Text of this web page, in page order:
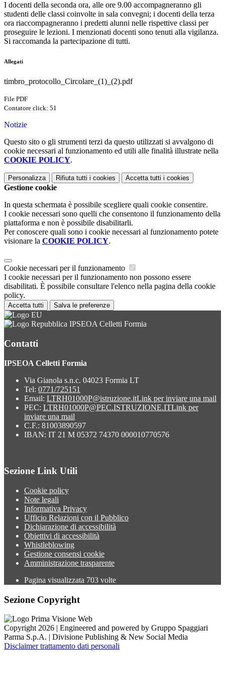
I docenti della seconda ora, alle ore 9.00 accompagneranno gli
studenti delle classi coinvolte in sala convegni; i docenti della terza
ora riaccompagneranno i predetti alunni nelle rispettive classi per
proseguire le lezioni. I menzionati docenti sono tenuti alla vigilanza.
Si raccomanda la partecipazione di tutti.
Allegati
timbro_protocollo_Circolare_(1)_(2).pdf
File PDF
Contatore click: 51
Notizie
Questo sito o gli strumenti terzi da questo utilizzati si avvalgono di
cookie necessari al funzionamento ed utili alle finalità illustrate nella
COOKIE POLICY.
Personalizza Rifiuta tutti i cookies Accetta tutti i cookies
Gestione cookie
In questa schermata è possibile scegliere quali cookie consentire.
I cookie necessari sono quelli che consentono il funzionamento della
piattaforma e non è possibile disabilitarli.
Per conoscere quali sono i cookie necessari al funzionamento potete
visionare la COOKIE POLICY.
Cookie necessari per il funzionamento
I cookie necessari per il funzionamento non possono essere
disabilitati. È possibile consultare l'elenco nella pagina della cookie
policy.
Accetta tutti Salva le preferenze
IPSEOA Celletti Formia
Contatti
IPSEOA Celletti Formia
Via Gianola s.n.c. 04023 Formia LT
Tel: 0771/725151
Email: LTRH01000P@istruzione.itLink per inviare una mail
PEC: LTRH01000P@PEC.ISTRUZIONE.ITLink per
inviare una mail
C.F.: 81003890597
IBAN: IT 21 M 05372 74370 000010770576
Sezione Link Utili
Cookie policy
Note legali
Informativa Privacy
Ufficio Relazioni con il Pubblico
Dichiarazione di accessibilità
Obiettivi di accessibilità
Whistleblowing
Gestione consensi cookie
Amministrazione trasparente
Pagina visualizzata 703 volte
Sezione Copyright
Copyright 2026 | Engineered and powered by Gruppo Spaggiari
Parma S.p.A. | Divisione Publishing & New Social Media
Disclaimer trattamento dati personali